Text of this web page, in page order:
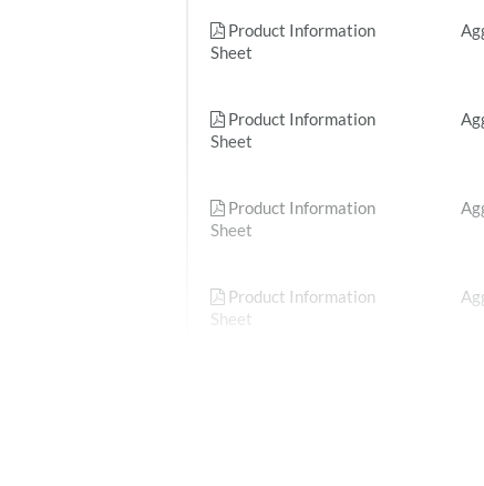
Product Information
Sheet
Product Information
Sheet
Product Information
Sheet
Product Information
Sheet